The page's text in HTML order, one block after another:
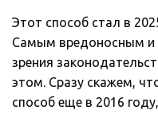
Этот способ стал в
Самым вредоносным и
зрения
этом. Сразу скажем,
способ еще в 2016